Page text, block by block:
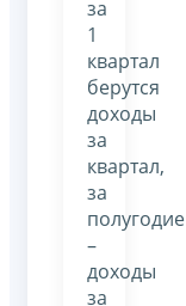
за
1
квартал
берутся
доходы
за
квартал,
за
полугодие
–
доходы
за